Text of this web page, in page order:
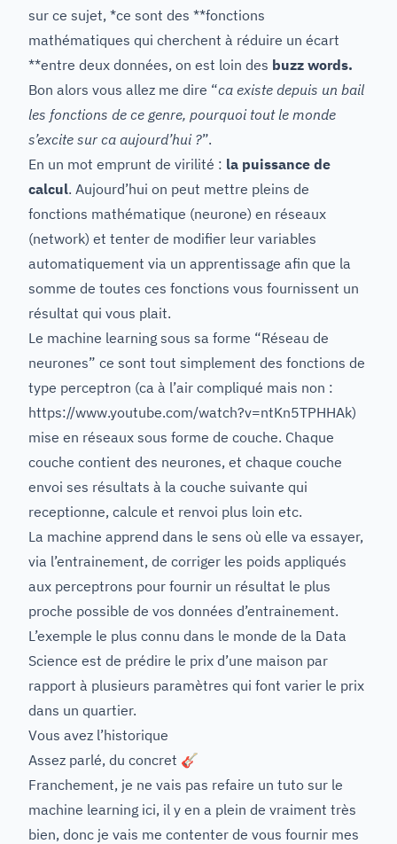
sur ce sujet, *ce sont des **fonctions
mathématiques qui cherchent à réduire un écart
**entre deux données, on est loin des buzz words.
Bon alors vous allez me dire “ca existe depuis un bail
les fonctions de ce genre, pourquoi tout le monde
s’excite sur ca aujourd’hui ?”.
En un mot emprunt de virilité : la puissance de
calcul. Aujourd’hui on peut mettre pleins de
fonctions mathématique (neurone) en réseaux
(network) et tenter de modifier leur variables
automatiquement via un apprentissage afin que la
somme de toutes ces fonctions vous fournissent un
résultat qui vous plait.
Le machine learning sous sa forme “Réseau de
neurones” ce sont tout simplement des fonctions de
type perceptron (ca à l’air compliqué mais non :
https://www.youtube.com/watch?v=ntKn5TPHHAk)
mise en réseaux sous forme de couche. Chaque
couche contient des neurones, et chaque couche
envoi ses résultats à la couche suivante qui
receptionne, calcule et renvoi plus loin etc.
La machine apprend dans le sens où elle va essayer,
via l’entrainement, de corriger les poids appliqués
aux perceptrons pour fournir un résultat le plus
proche possible de vos données d’entrainement.
L’exemple le plus connu dans le monde de la Data
Science est de prédire le prix d’une maison par
rapport à plusieurs paramètres qui font varier le prix
dans un quartier.
Vous avez l’historique
Assez parlé, du concret 🎸
Franchement, je ne vais pas refaire un tuto sur le
machine learning ici, il y en a plein de vraiment très
bien, donc je vais me contenter de vous fournir mes